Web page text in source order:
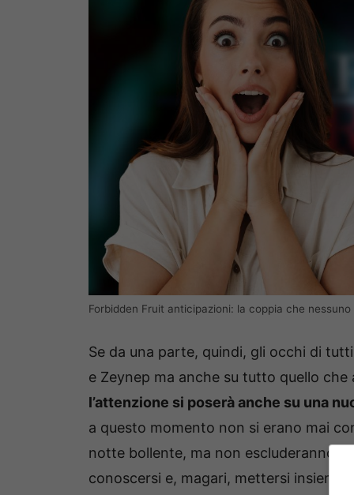
Forbidden Fruit anticipazioni: la coppia che
Se da una parte, quindi, gli occhi di
e Zeynep ma anche su tutto quello che
l’attenzione si poserà anche su una
a questo momento non si erano mai
notte bollente, ma non escluderanno
conoscersi e, magari, mettersi insieme.